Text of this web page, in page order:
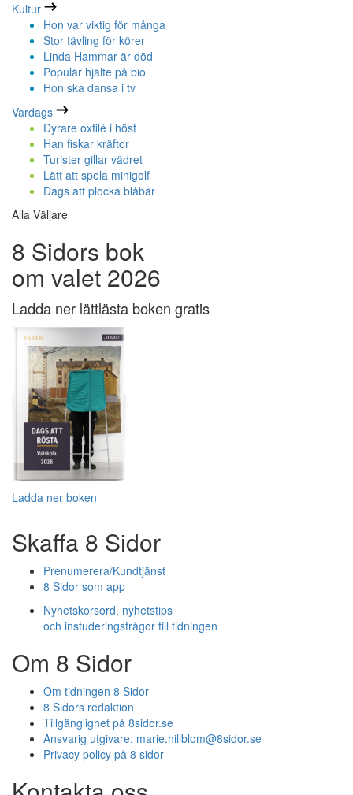
Kultur
Hon var viktig för många
Stor tävling för körer
Linda Hammar är död
Populär hjälte på bio
Hon ska dansa i tv
Vardags
Dyrare oxfilé i höst
Han fiskar kräftor
Turister gillar vädret
Lätt att spela minigolf
Dags att plocka blåbär
Alla Väljare
8 Sidors bok
om valet 2026
Ladda ner lättlästa boken gratis
Ladda ner boken
Skaffa 8 Sidor
Prenumerera/Kundtjänst
8 Sidor som app
Nyhetskorsord, nyhetstips
och instuderingsfrågor till tidningen
Om 8 Sidor
Om tidningen 8 Sidor
8 Sidors redaktion
Tillgänglighet på 8sidor.se
Ansvarig utgivare: marie.hillblom@8sidor.se
Privacy policy på 8 sidor